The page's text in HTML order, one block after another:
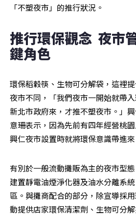
「不塑夜市」的推行狀況。
推行環保觀念  夜市
鍵角色
環保稻穀筷、生物可分解袋，這裡
夜市不同，「我們夜市一開始就帶
新北市政府來，才推不塑夜市。」
意珊表示，因為先前有四年經營桃
興仁夜市設置時就將環保意識帶進來
有別於一般流動攤販為主的夜市型
建置靜電油煙淨化器及油水分離系
區。與攤商配合的部分，除宣導採
動提供店家環保清潔劑、生物可分